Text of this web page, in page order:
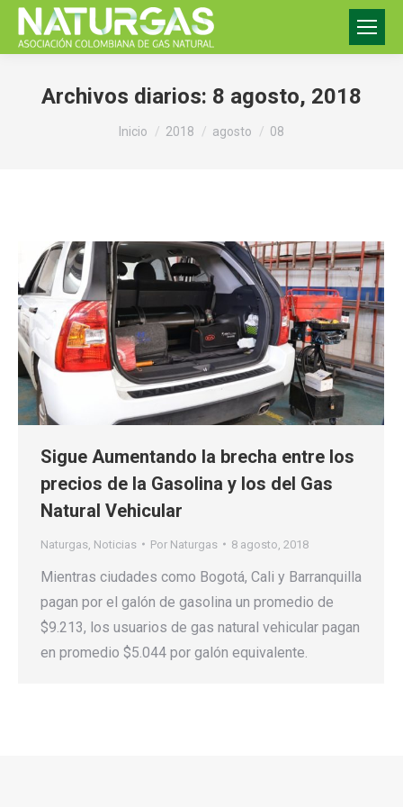
Archivos diarios: 8 agosto, 2018
Estás aquí:
Inicio 2018 agosto 08
Sigue Aumentando la brecha entre los
precios de la Gasolina y los del Gas
Natural Vehicular
Naturgas Noticias Por Naturgas 8 agosto, 2018
Mientras ciudades como Bogotá, Cali y Barranquilla
pagan por el galón de gasolina un promedio de
$9.213, los usuarios de gas natural vehicular pagan
en promedio $5.044 por galón equivalente.